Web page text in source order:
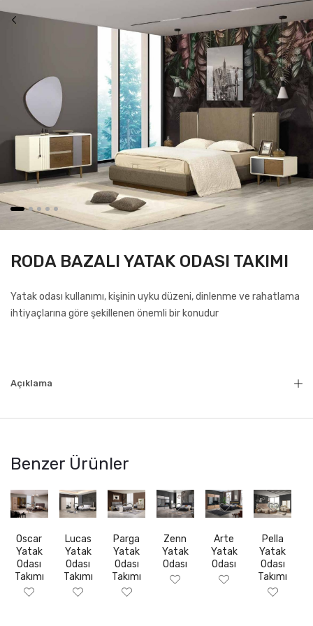
RODA BAZALI YATAK ODASI TAKIMI
Yatak odası kullanımı, kişinin uyku düzeni, dinlenme ve rahatlama
ihtiyaçlarına göre şekillenen önemli bir konudur
Açıklama
Benzer Ürünler
Oscar
Yatak
Odası
Takımı
Lucas
Yatak
Odası
Takımı
Parga
Yatak
Odası
Takımı
Zenn
Yatak
Odası
Arte
Yatak
Odası
Pella
Yatak
Odası
Takımı